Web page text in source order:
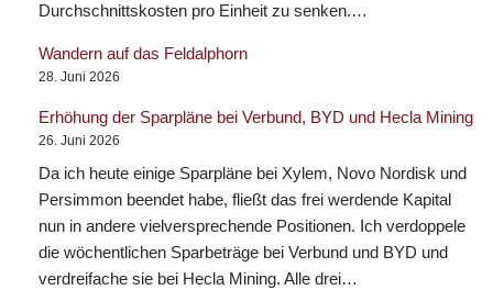
Durchschnittskosten pro Einheit zu senken.…
Wandern auf das Feldalphorn
28. Juni 2026
Erhöhung der Sparpläne bei Verbund, BYD und Hecla Mining
26. Juni 2026
Da ich heute einige Sparpläne bei Xylem, Novo Nordisk und
Persimmon beendet habe, fließt das frei werdende Kapital
nun in andere vielversprechende Positionen. Ich verdoppele
die wöchentlichen Sparbeträge bei Verbund und BYD und
verdreifache sie bei Hecla Mining. Alle drei…